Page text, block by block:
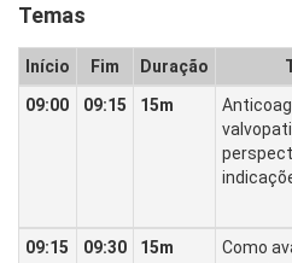
Temas
Início Fim Duração
09:00
09:15 15m
09:15 09:30 15m
Como